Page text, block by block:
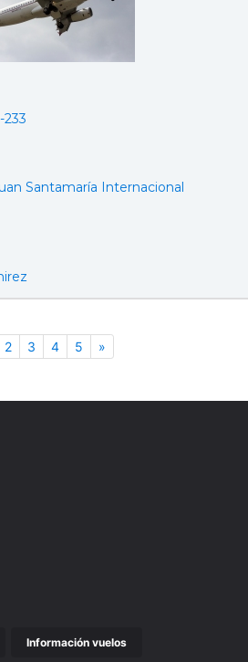
Santamaría Internacional
2 3 4 5 »Siguiente
Información vuelos